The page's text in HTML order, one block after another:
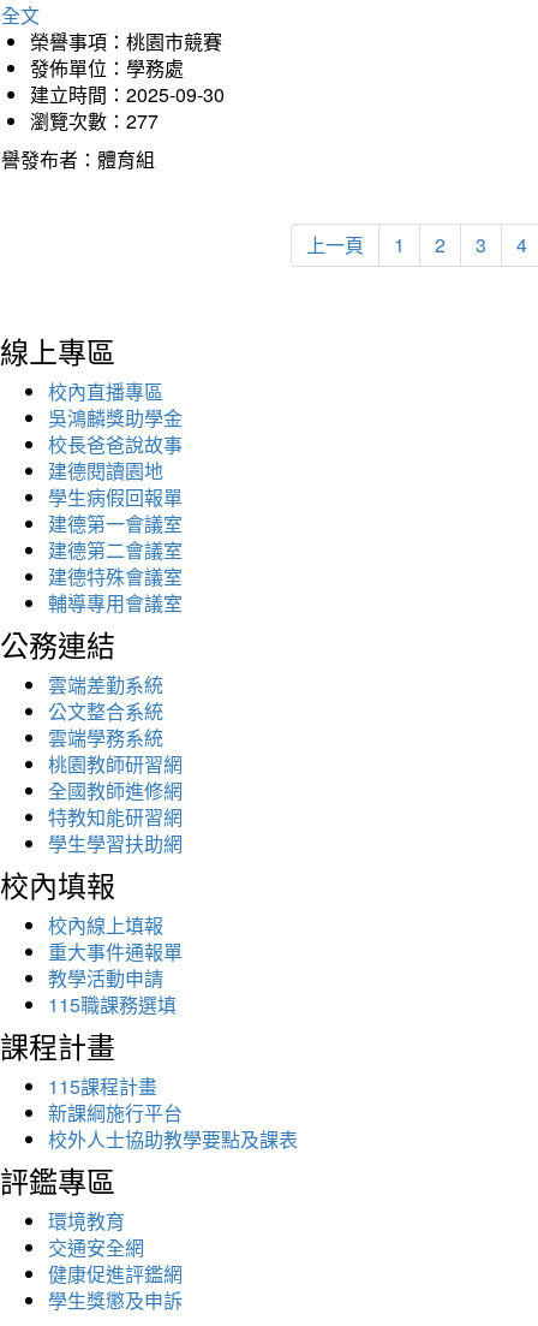
文
榮譽事項：桃園市競賽
發佈單位：學務處
建立時間：2025-09-30
瀏覽次數：277
發布者：體育組
上一頁 1 2 3 4
線上專區
校內直播專區
吳鴻麟獎助學金
校長爸爸說故事
建德閱讀園地
學生病假回報單
建德第一會議室
建德第二會議室
建德特殊會議室
輔導專用會議室
公務連結
雲端差勤系統
公文整合系統
雲端學務系統
桃園教師研習網
全國教師進修網
特教知能研習網
學生學習扶助網
校內填報
校內線上填報
重大事件通報單
教學活動申請
115職課務選填
課程計畫
115課程計畫
新課綱施行平台
校外人士協助教學要點及課表
評鑑專區
環境教育
交通安全網
健康促進評鑑網
學生獎懲及申訴